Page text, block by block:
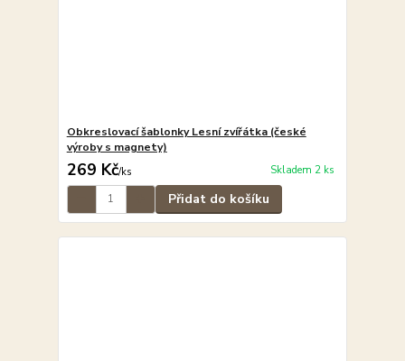
Obkreslovací šablonky Lesní zvířátka (české
výroby s magnety)
269 Kč/ks Skladem 2 ks
Přidat do košíku